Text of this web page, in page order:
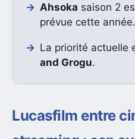
Ahsoka saison 2
prévue cette année.
La priorité actuelle
and Grogu.
Lucasfilm entre